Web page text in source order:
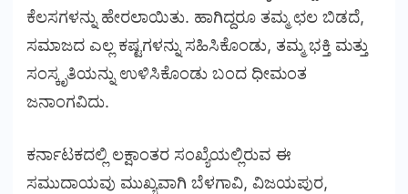
ಕೆಲಸಗಳನ್ನು ಹೇರಲಾಯಿತು. ಹಾಗಿದ್ದರೂ ತಮ್ಮ ಛಲ ಬಿಡದೆ,
ಸಮಾಜದ ಎಲ್ಲ ಕಷ್ಟಗಳನ್ನು ಸಹಿಸಿಕೊಂಡು, ತಮ್ಮ ಭಕ್ತಿ ಮತ್ತು
ಸಂಸ್ಕೃತಿಯನ್ನು ಉಳಿಸಿಕೊಂಡು ಬಂದ ಧೀಮಂತ
ಜನಾಂಗವಿದು.
ಕರ್ನಾಟಕದಲ್ಲಿ ಲಕ್ಷಾಂತರ ಸಂಖ್ಯೆಯಲ್ಲಿರುವ ಈ
ಸಮುದಾಯವು ಮುಖ್ಯವಾಗಿ ಬೆಳಗಾವಿ, ವಿಜಯಪುರ,